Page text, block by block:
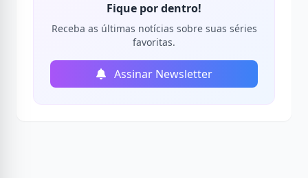
Fique por dentro!
Receba as últimas notícias sobre suas séries
favoritas.
Assinar Newsletter